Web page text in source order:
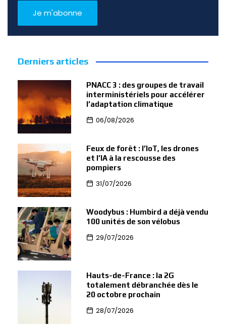
Derniers articles
PNACC 3 : des groupes de travail
interministériels pour accélérer
l’adaptation climatique
06/08/2026
Feux de forêt : l’IoT, les drones
et l’IA à la rescousse des
pompiers
31/07/2026
Woodybus : Humbird a déjà vendu
100 unités de son vélobus
29/07/2026
Hauts-de-France : la 2G
totalement débranchée dès le
20 octobre prochain
28/07/2026